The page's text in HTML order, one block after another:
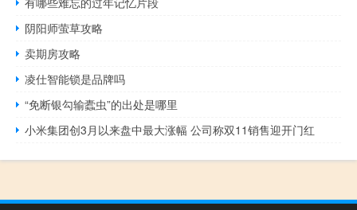
阴阳师萤草攻略
卖期房攻略
凌仕智能锁是品牌吗
“免断银勾输蠹虫”的出处是哪里
小米集团创3月以来盘中最大涨幅 公司称双11销售迎开门红